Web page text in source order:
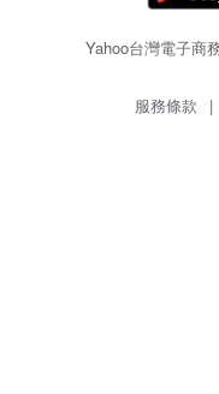
Yahoo台灣電子商
服務條款 |